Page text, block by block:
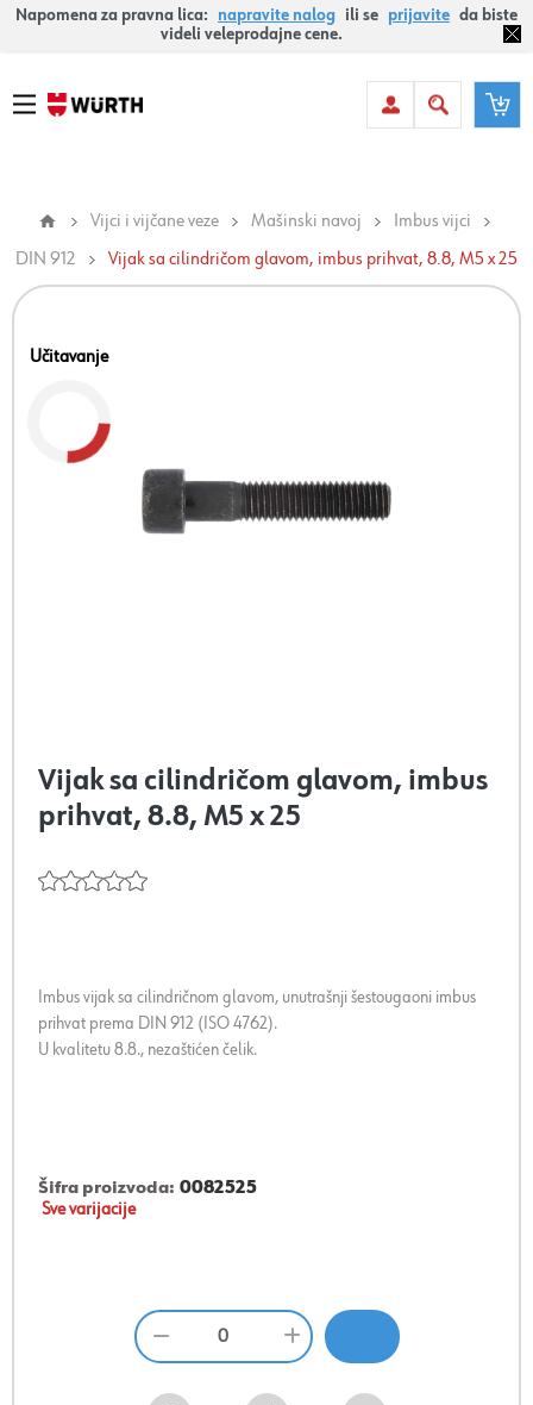
Napomena za pravna lica: napravite nalog ili se prijavite da biste
videli veleprodajne cene.
Vijci i vijčane veze Mašinski navoj
Imbus vijci
DIN 912
Vijak sa cilindričom glavom, imbus prihvat, 8.8, M5 x 25
Učitavanje
Vijak sa cilindričom glavom, imbus
prihvat, 8.8, M5 x 25
Imbus vijak sa cilindričnom glavom, unutrašnji šestougaoni imbus
prihvat prema DIN 912 (ISO 4762).
U kvalitetu 8.8., nezaštićen čelik.
Šifra proizvoda: 0082525
Sve varijacije